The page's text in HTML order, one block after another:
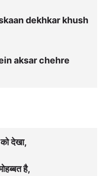
dekhkar khush
aksar chehre
देखा,
है,